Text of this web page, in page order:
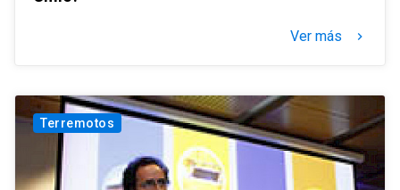
Ver más keyboard_arrow_right
Terremotos